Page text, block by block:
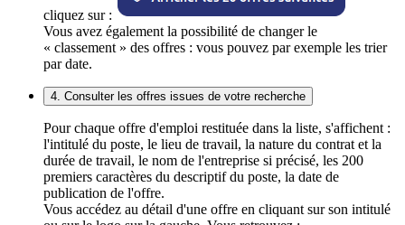
cliquez sur :
Vous avez également la possibilité de changer le
« classement » des offres : vous pouvez par exemple les trier
par date.
4. Consulter les offres issues de votre recherche
Pour chaque offre d'emploi restituée dans la liste, s'affichent :
l'intitulé du poste, le lieu de travail, la nature du contrat et la
durée de travail, le nom de l'entreprise si précisé, les 200
premiers caractères du descriptif du poste, la date de
publication de l'offre.
Vous accédez au détail d'une offre en cliquant sur son intitulé